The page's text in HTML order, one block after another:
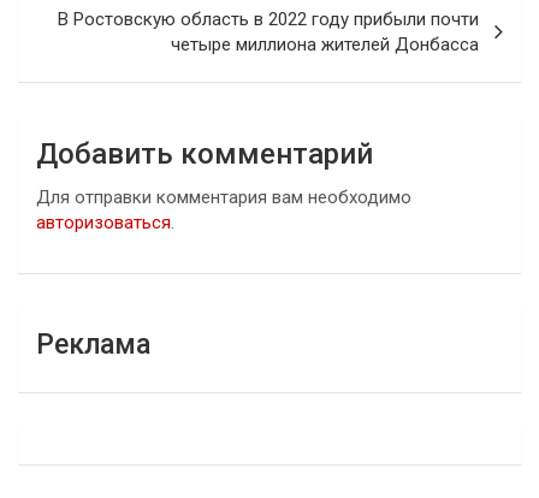
В Ростовскую область в 2022 году прибыли почти
четыре миллиона жителей Донбасса
Добавить комментарий
Для отправки комментария вам необходимо
авторизоваться.
Реклама